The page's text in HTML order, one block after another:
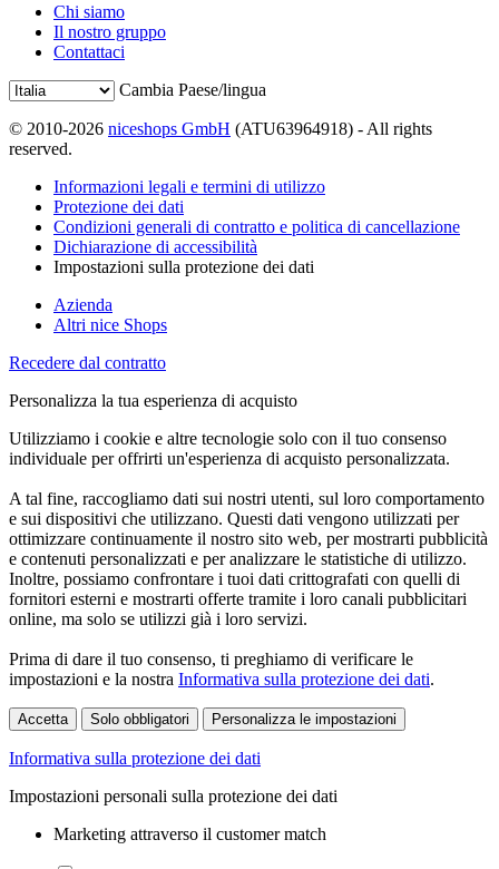
Chi siamo
Il nostro gruppo
Contattaci
Cambia Paese/lingua
© 2010-2026 niceshops GmbH (ATU63964918) - All rights
reserved.
Informazioni legali e termini di utilizzo
Protezione dei dati
Condizioni generali di contratto e politica di cancellazione
Dichiarazione di accessibilità
Impostazioni sulla protezione dei dati
Azienda
Altri nice Shops
Recedere dal contratto
Personalizza la tua esperienza di acquisto
Utilizziamo i cookie e altre tecnologie solo con il tuo consenso
individuale per offrirti un'esperienza di acquisto personalizzata.
A tal fine, raccogliamo dati sui nostri utenti, sul loro comportamento
e sui dispositivi che utilizzano. Questi dati vengono utilizzati per
ottimizzare continuamente il nostro sito web, per mostrarti pubblicità
e contenuti personalizzati e per analizzare le statistiche di utilizzo.
Inoltre, possiamo confrontare i tuoi dati crittografati con quelli di
fornitori esterni e mostrarti offerte tramite i loro canali pubblicitari
online, ma solo se utilizzi già i loro servizi.
Prima di dare il tuo consenso, ti preghiamo di verificare le
impostazioni e la nostra Informativa sulla protezione dei dati.
Accetta Solo obbligatori Personalizza le impostazioni
Informativa sulla protezione dei dati
Impostazioni personali sulla protezione dei dati
Marketing attraverso il customer match